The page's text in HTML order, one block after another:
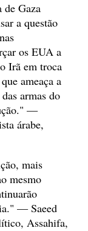
Gaza
a questão
os EUA a
Irã em troca
ameaça a
armas do
—
árabe,
mais
mesmo
— Saeed
Assahifa,